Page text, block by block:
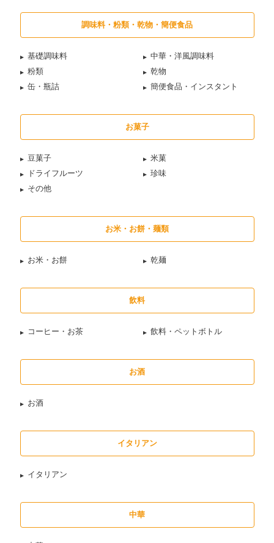
調味料・粉類・乾物・簡便食品
基礎調味料
中華・洋風調味料
粉類
乾物
缶・瓶詰
簡便食品・インスタント
お菓子
豆菓子
米菓
ドライフルーツ
珍味
その他
お米・お餅・麺類
お米・お餅 乾麺
飲料
コーヒー・お茶 飲料・ペットボトル
お酒
お酒
イタリアン
イタリアン
中華